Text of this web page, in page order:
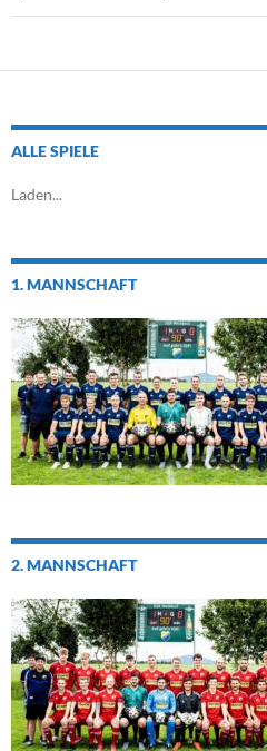
ALLE SPIELE
Laden...
1. MANNSCHAFT
2. MANNSCHAFT